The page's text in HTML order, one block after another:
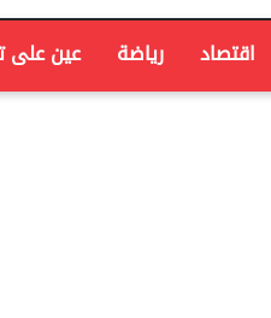
اقتصاد رياضة عين على